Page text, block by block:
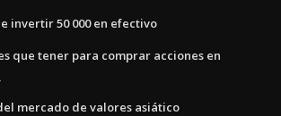
invertir 50 000 en efectivo
que tener para comprar acciones en
mercado de valores asiático